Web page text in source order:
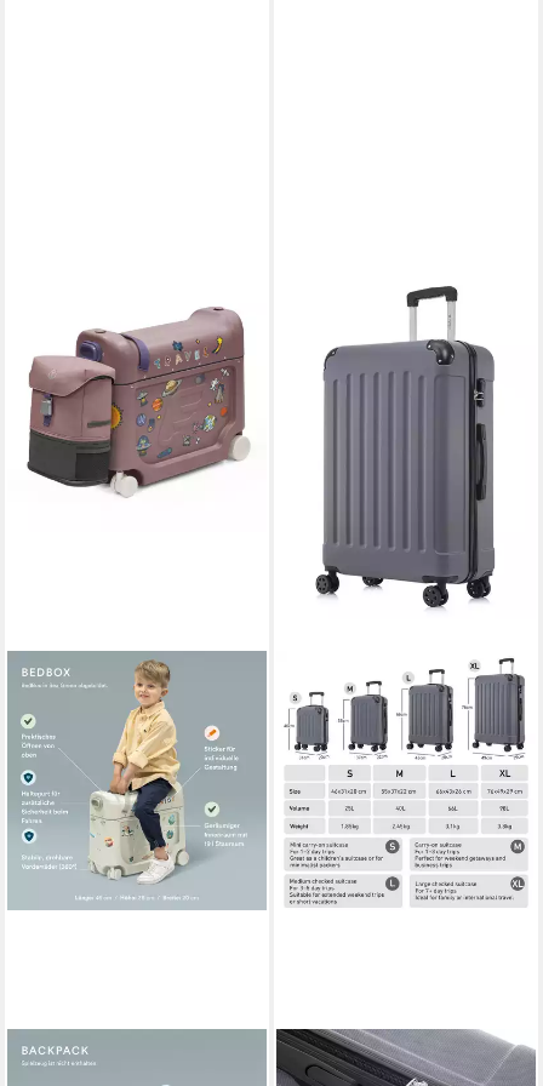
STOKKE
YONSLY
Hartschalen-Trolley